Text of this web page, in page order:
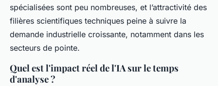
spécialisées sont peu nombreuses, et l’attractivité des
filières scientifiques techniques peine à suivre la
demande industrielle croissante, notamment dans les
secteurs de pointe.
Quel est l'impact réel de l'IA sur le temps
d'analyse ?